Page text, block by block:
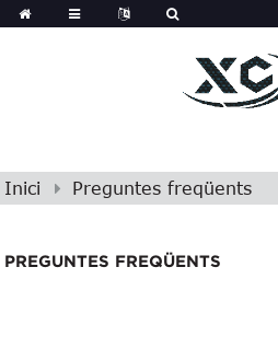
Inici Preguntes freqüents
PREGUNTES FREQÜENTS